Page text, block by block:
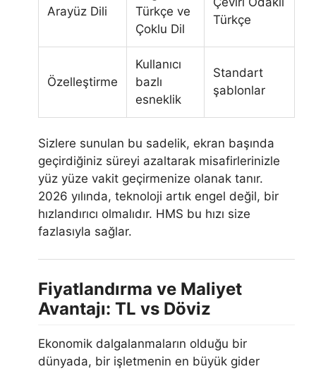
Arayüz Dili
Türkçe ve
Çoklu Dil
Türkçe
Özelleştirme
Kullanıcı
bazlı
esneklik
Standart
şablonlar
Sizlere sunulan bu sadelik, ekran başında
geçirdiğiniz süreyi azaltarak misafirlerinizle
yüz yüze vakit geçirmenize olanak tanır.
2026 yılında, teknoloji artık engel değil, bir
hızlandırıcı olmalıdır. HMS bu hızı size
fazlasıyla sağlar.
Fiyatlandırma ve Maliyet
Avantajı: TL vs Döviz
Ekonomik dalgalanmaların olduğu bir
dünyada, bir işletmenin en büyük gider